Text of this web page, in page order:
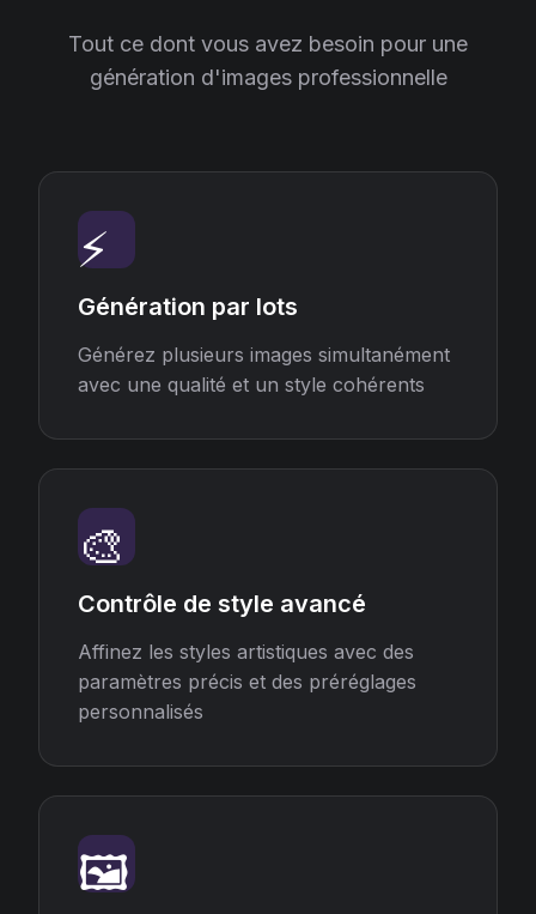
Tout ce dont vous avez besoin pour une
génération d'images professionnelle
⚡
Génération par lots
Générez plusieurs images simultanément
avec une qualité et un style cohérents
🎨
Contrôle de style avancé
Affinez les styles artistiques avec des
paramètres précis et des préréglages
personnalisés
🖼️